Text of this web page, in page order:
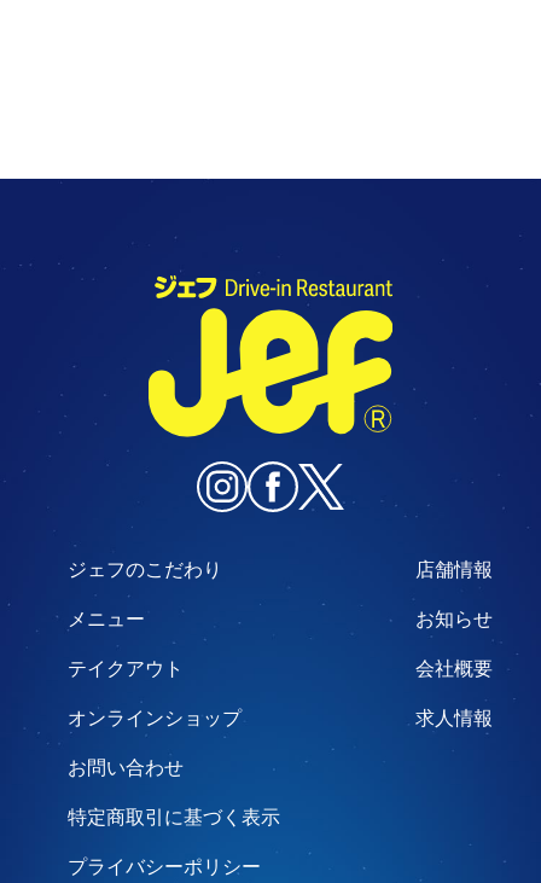
ジェフのこだわり
メニュー
テイクアウト
オンラインショップ
店舗情報
お知らせ
会社概要
求人情報
お問い合わせ
特定商取引に基づく表示
プライバシーポリシー